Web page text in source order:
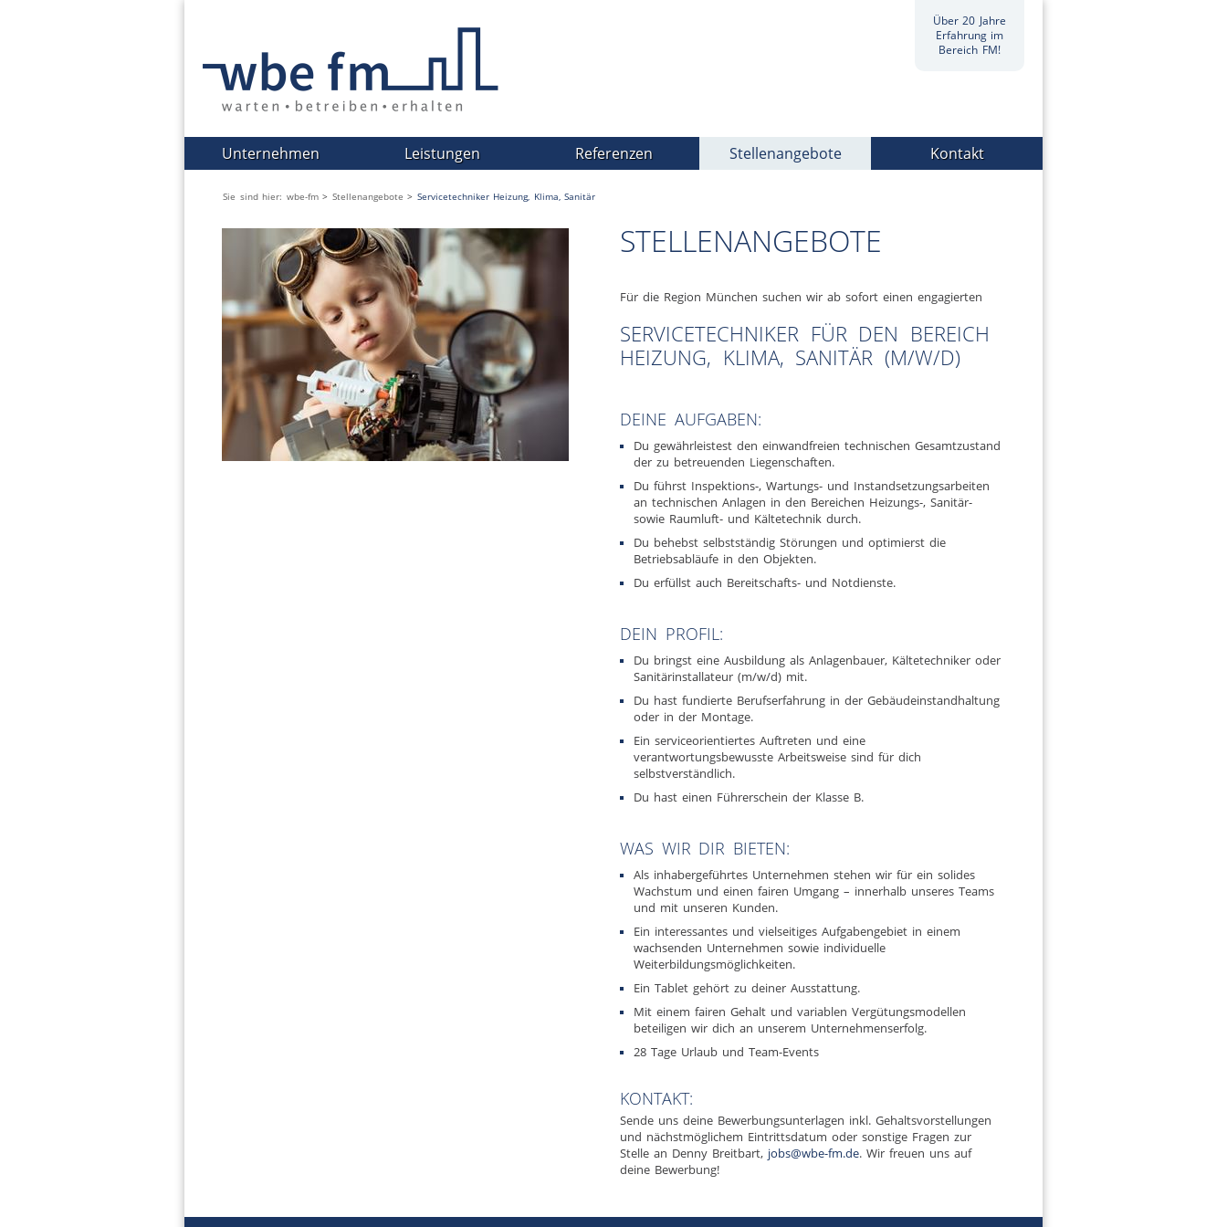
Über 20 Jahre
Erfahrung im
Bereich FM!
Navigation
überspringenUnternehmen Leistungen Referenzen Stellenangebote Kontakt
Sie sind hier: wbe-fm> Stellenangebote > Servicetechniker Heizung, Klima, Sanitär
STELLENANGEBOTE
Für die Region München suchen wir ab sofort einen engagierten
SERVICETECHNIKER FÜR DEN BEREICH
HEIZUNG, KLIMA, SANITÄR (M/W/D)
DEINE AUFGABEN:
Du gewährleistest den einwandfreien technischen Gesamtzustand
der zu betreuenden Liegenschaften.
Du führst Inspektions-, Wartungs- und Instandsetzungsarbeiten
an technischen Anlagen in den Bereichen Heizungs-, Sanitär-
sowie Raumluft- und Kältetechnik durch.
Du behebst selbstständig Störungen und optimierst die
Betriebsabläufe in den Objekten.
Du erfüllst auch Bereitschafts- und Notdienste.
DEIN PROFIL:
Du bringst eine Ausbildung als Anlagenbauer, Kältetechniker oder
Sanitärinstallateur (m/w/d) mit.
Du hast fundierte Berufserfahrung in der Gebäudeinstandhaltung
oder in der Montage.
Ein serviceorientiertes Auftreten und eine
verantwortungsbewusste Arbeitsweise sind für dich
selbstverständlich.
Du hast einen Führerschein der Klasse B.
WAS WIR DIR BIETEN:
Als inhabergeführtes Unternehmen stehen wir für ein solides
Wachstum und einen fairen Umgang – innerhalb unseres Teams
und mit unseren Kunden.
Ein interessantes und vielseitiges Aufgabengebiet in einem
wachsenden Unternehmen sowie individuelle
Weiterbildungsmöglichkeiten.
Ein Tablet gehört zu deiner Ausstattung.
Mit einem fairen Gehalt und variablen Vergütungsmodellen
beteiligen wir dich an unserem Unternehmenserfolg.
28 Tage Urlaub und Team-Events
KONTAKT:
Sende uns deine Bewerbungsunterlagen inkl. Gehaltsvorstellungen
und nächstmöglichem Eintrittsdatum oder sonstige Fragen zur
Stelle an Denny Breitbart, jobs@wbe-fm.de. Wir freuen uns auf
deine Bewerbung!